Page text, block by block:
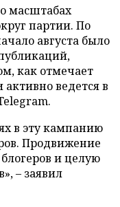
масштабах
партии. По
августа было
как отмечает
ведется в
в эту кампанию
Продвижение
и целую
– заявил